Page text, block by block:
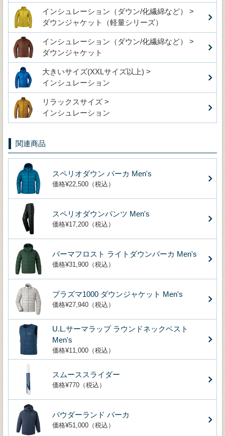
インシュレーション（ダウン/化繊綿など） >
ダウンジャケット（軽量シリーズ）
インシュレーション（ダウン/化繊綿など） >
ダウンジャケット
大きいサイズ(XXLサイズ以上) >
インシュレーション
リラックスサイズ >
インシュレーション
関連商品
スペリオダウン パーカ Men's
価格¥22,500（税込）
スペリオダウンパンツ Men's
価格¥17,200（税込）
パーマフロスト ライトダウンパーカ Men's
価格¥31,900（税込）
プラズマ1000 ダウンジャケット Men's
価格¥27,940（税込）
U.L.サーマラップ ラウンドネックベスト
Men's
価格¥11,000（税込）
スムーススライダー
価格¥770（税込）
パウダーランド パーカ
価格¥51,000（税込）